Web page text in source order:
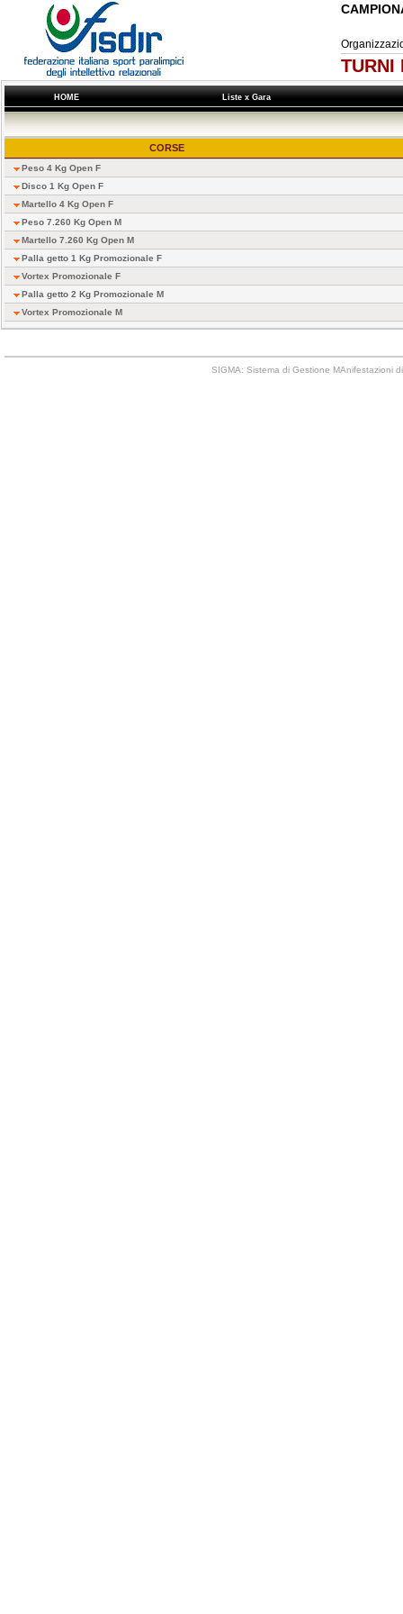
TURNI
HOME Liste x Gara
CORSE
Peso 4 Kg Open F
Disco 1 Kg Open F
Martello 4 Kg Open F
Peso 7.260 Kg Open M
Martello 7.260 Kg Open M
Palla getto 1 Kg Promozionale F
Vortex Promozionale F
Palla getto 2 Kg Promozionale M
Vortex Promozionale M
SIGMA: Sistema di Gestione MAnifestazioni